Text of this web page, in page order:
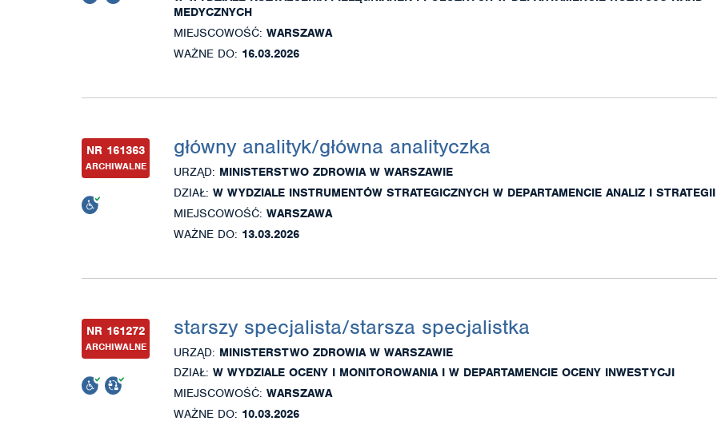
MEDYCZNYCH
MIEJSCOWOŚĆ: WARSZAWA
WAŻNE DO: 16.03.2026
NR 161363
ARCHIWALNE
główny analityk/główna analityczka
URZĄD: MINISTERSTWO ZDROWIA W WARSZAWIE
DZIAŁ: W WYDZIALE INSTRUMENTÓW STRATEGICZNYCH W DEPARTAMENCIE ANALIZ I STRATEGII
MIEJSCOWOŚĆ: WARSZAWA
WAŻNE DO: 13.03.2026
NR 161272
ARCHIWALNE
starszy specjalista/starsza specjalistka
URZĄD: MINISTERSTWO ZDROWIA W WARSZAWIE
DZIAŁ: W WYDZIALE OCENY I MONITOROWANIA I W DEPARTAMENCIE OCENY INWESTYCJI
MIEJSCOWOŚĆ: WARSZAWA
WAŻNE DO: 10.03.2026